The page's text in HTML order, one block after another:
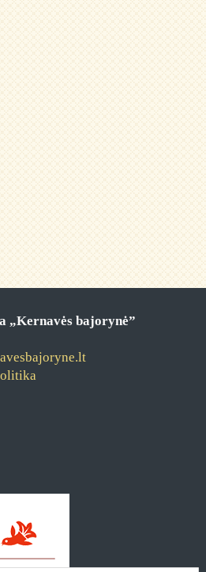
„Kernavės bajorynė”